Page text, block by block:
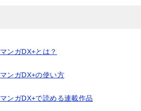
マンガDX+とは？
マンガDX+の使い方
マンガDX+で読める連載作品